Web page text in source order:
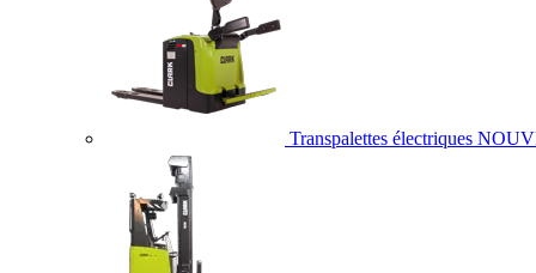
Transpalettes électriques